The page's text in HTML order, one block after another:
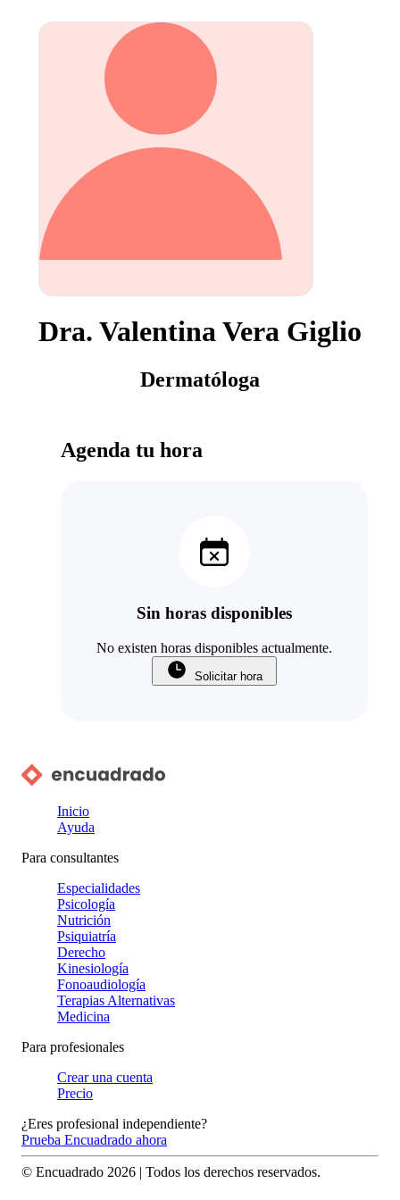
Dra. Valentina Vera Giglio
Dermatóloga
Agenda tu hora
Sin horas disponibles
No existen horas disponibles actualmente.
Solicitar hora
Inicio
Ayuda
Para consultantes
Especialidades
Psicología
Nutrición
Psiquiatría
Derecho
Kinesiología
Fonoaudiología
Terapias Alternativas
Medicina
Para profesionales
Crear una cuenta
Precio
¿Eres profesional independiente?
Prueba Encuadrado ahora
© Encuadrado 2026 | Todos los derechos reservados.